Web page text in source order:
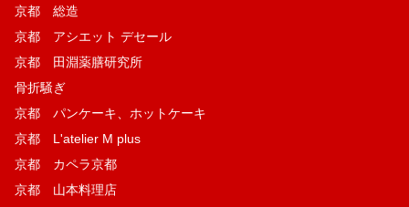
京都 総造
京都 アシエット デセール
京都 田淵薬膳研究所
骨折騒ぎ
京都 パンケーキ、ホットケーキ
京都 L'atelier M plus
京都 カペラ京都
京都 山本料理店